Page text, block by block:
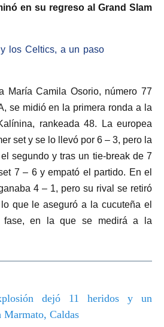
en su regreso al Grand Slam
los Celtics, a un paso
María Camila Osorio, número 77
se midió en la primera ronda a la
rankeada 48. La europea
set y se lo llevó por 6 – 3, pero la
segundo y tras un tie-break de 7
7 – 6 y empató el partido. En el
4 – 1, pero su rival se retiró
que le aseguró a la cucuteña el
fase, en la que se medirá a la
dejó 11 heridos y un
Marmato, Caldas